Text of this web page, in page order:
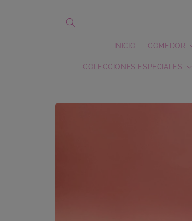
INICIO COMEDOR
COLECCIONES ESPECIALES
directamente